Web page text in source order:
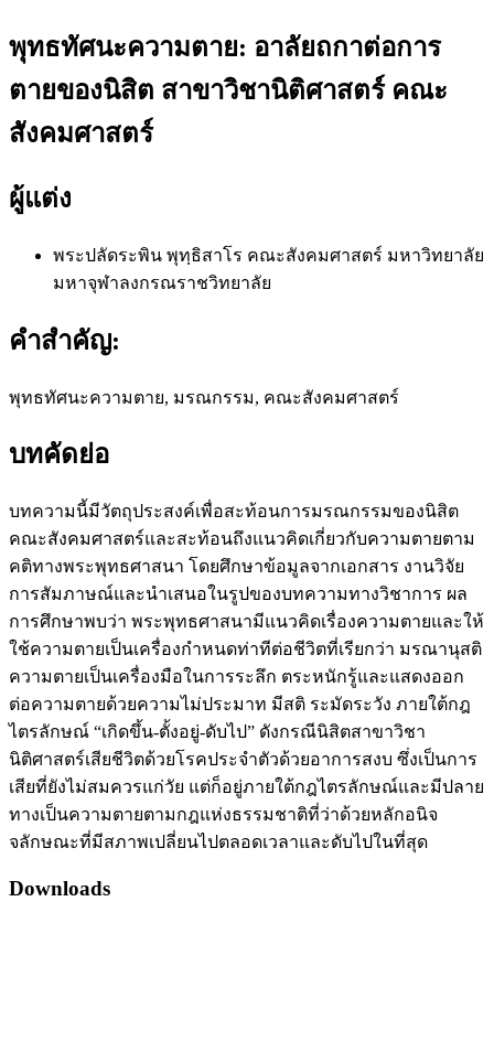
พุทธทัศนะความตาย: อาลัยถกาต่อการ
ตายของนิสิต สาขาวิชานิติศาสตร์ คณะ
สังคมศาสตร์
ผู้แต่ง
พระปลัดระพิน พุทฺธิสาโร คณะสังคมศาสตร์ มหาวิทยาลัย
มหาจุฬาลงกรณราชวิทยาลัย
คำสำคัญ:
พุทธทัศนะความตาย, มรณกรรม, คณะสังคมศาสตร์
บทคัดย่อ
บทความนี้มีวัตถุประสงค์เพื่อสะท้อนการมรณกรรมของนิสิต
คณะสังคมศาสตร์และสะท้อนถึงแนวคิดเกี่ยวกับความตายตาม
คติทางพระพุทธศาสนา โดยศึกษาข้อมูลจากเอกสาร งานวิจัย
การสัมภาษณ์และนำเสนอในรูปของบทความทางวิชาการ ผล
การศึกษาพบว่า พระพุทธศาสนามีแนวคิดเรื่องความตายและให้
ใช้ความตายเป็นเครื่องกำหนดท่าทีต่อชีวิตที่เรียกว่า มรณานุสติ
ความตายเป็นเครื่องมือในการระลึก ตระหนักรู้และแสดงออก
ต่อความตายด้วยความไม่ประมาท มีสติ ระมัดระวัง ภายใต้กฎ
ไตรลักษณ์ “เกิดขึ้น-ตั้งอยู่-ดับไป” ดังกรณีนิสิตสาขาวิชา
นิติศาสตร์เสียชีวิตด้วยโรคประจำตัวด้วยอาการสงบ ซึ่งเป็นการ
เสียที่ยังไม่สมควรแก่วัย แต่ก็อยู่ภายใต้กฎไตรลักษณ์และมีปลาย
ทางเป็นความตายตามกฎแห่งธรรมชาติที่ว่าด้วยหลักอนิจ
จลักษณะที่มีสภาพเปลี่ยนไปตลอดเวลาและดับไปในที่สุด
Downloads